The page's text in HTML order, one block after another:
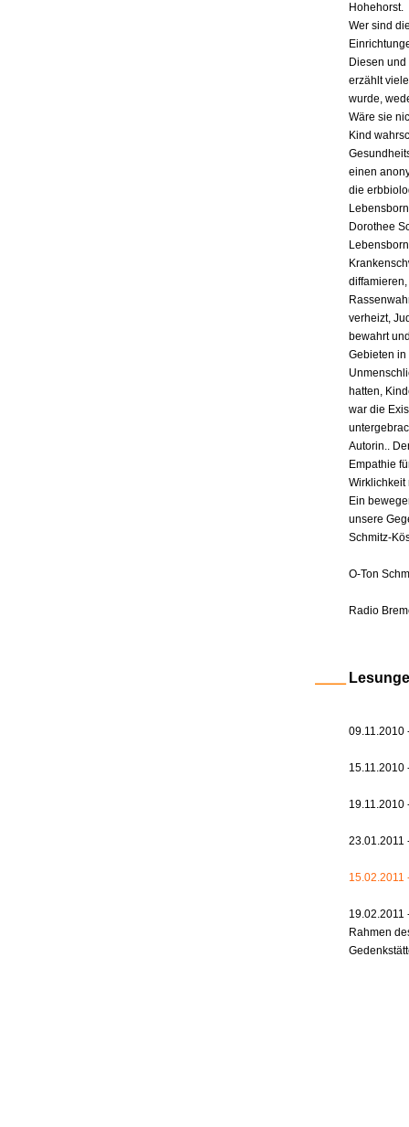
Hohehorst.
Wer sind
Diesen
erzählt
wurde,
Wäre sie
Kind
einen
die
Dorothee
verheizt,
bewahrt
Gebieten
hatten,
war die
Autorin..
Empathie
Wirklichkeit
Ein
unsere
Schmitz-
O-Ton
Radio
09.11.2010
15.11.2010
19.11.2010
23.01.2011
15.02.2011
19.02.2011
Rahmen